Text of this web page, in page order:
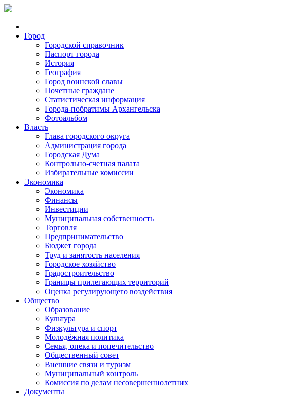
Город
Городской справочник
Паспорт города
История
География
Город воинской славы
Почетные граждане
Статистическая информация
Города-побратимы Архангельска
Фотоальбом
Власть
Глава городского округа
Администрация города
Городская Дума
Контрольно-счетная палата
Избирательные комиссии
Экономика
Экономика
Финансы
Инвестиции
Муниципальная собственность
Торговля
Предпринимательство
Бюджет города
Труд и занятость населения
Городское хозяйство
Градостроительство
Границы прилегающих территорий
Оценка регулирующего воздействия
Общество
Образование
Культура
Физкультура и спорт
Молодёжная политика
Семья, опека и попечительство
Общественный совет
Внешние связи и туризм
Муниципальный контроль
Комиссия по делам несовершеннолетних
Документы